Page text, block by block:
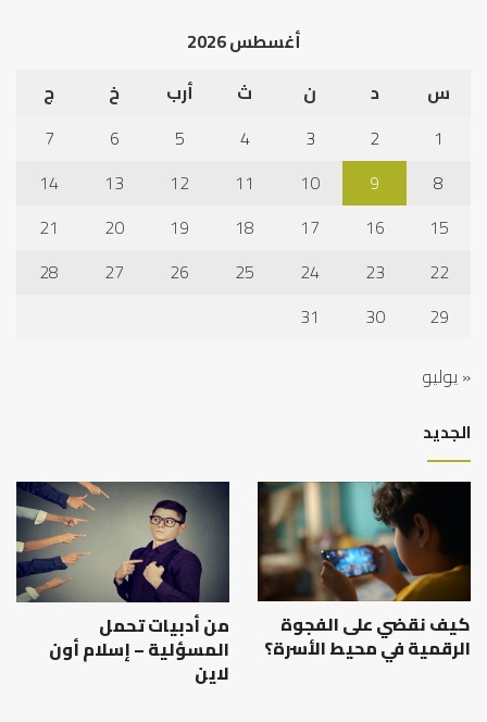
أغسطس 2026
س
د ن ث أرب خ
ج
1
2
3
4
5
6
7
8
9
10
11
12
13
14
15
16
17
18
19
20
21
22
23
24
25
26
27
28
29
30
31
« يوليو
الجديد
كيف نقضي على الفجوة
الرقمية في محيط الأسرة؟
من أدبيات تحمل
المسؤلية – إسلام أون
لاين